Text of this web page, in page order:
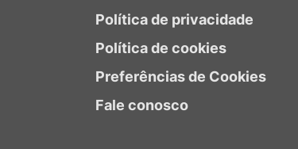
Política de privacidade
Política de cookies
Preferências de Cookies
Fale conosco